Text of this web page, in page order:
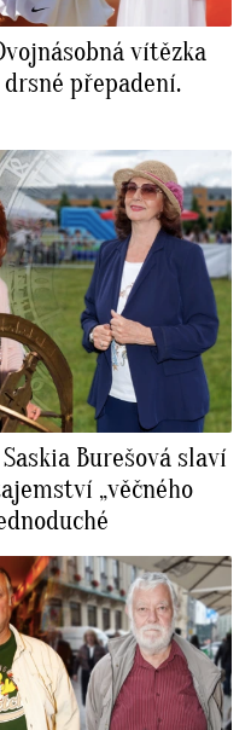
vítězka
přepadení.
Burešová slaví
„věčného